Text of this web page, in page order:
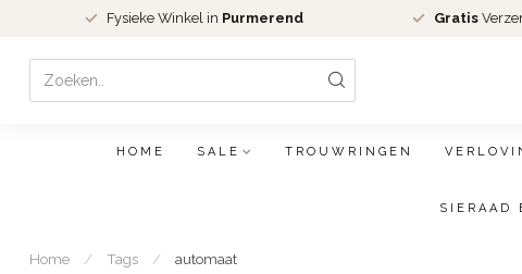
Fysieke Winkel in Purmerend Gratis
HOME SALE TROUWRINGEN
SIERAAD
Home / Tags / automaat